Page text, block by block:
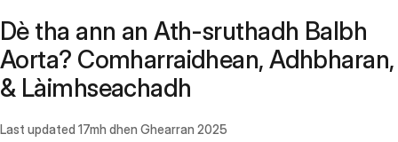
Dè tha ann an Ath-sruthadh Balbh
Aorta? Comharraidhean, Adhbharan,
& Làimhseachadh
Last updated 17mh dhen Ghearran 2025